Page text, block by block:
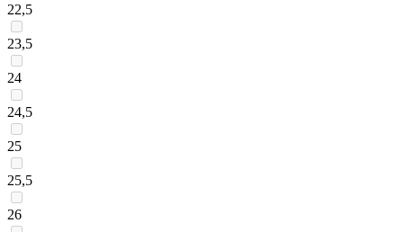
22,5
23,5
24
24,5
25
25,5
26